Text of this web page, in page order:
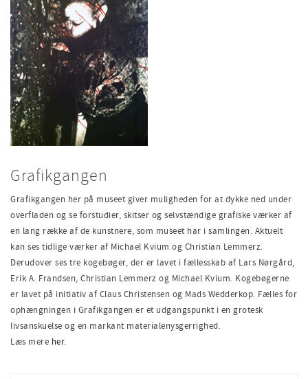
Grafikgangen
Grafikgangen her på museet giver muligheden for at dykke ned under
overfladen og se forstudier, skitser og selvstændige grafiske værker af
en lang række af de kunstnere, som museet har i samlingen. Aktuelt
kan ses tidlige værker af Michael Kvium og Christian Lemmerz.
Derudover ses tre kogebøger, der er lavet i fællesskab af Lars Nørgård,
Erik A. Frandsen, Christian Lemmerz og Michael Kvium. Kogebøgerne
er lavet på initiativ af Claus Christensen og Mads Wedderkop. Fælles for
ophængningen i Grafikgangen er et udgangspunkt i en grotesk
livsanskuelse og en markant materialenysgerrighed.
Læs mere her.